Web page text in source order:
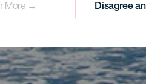
More → Disagree